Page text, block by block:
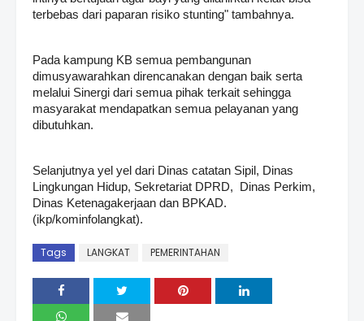
terbebas dari paparan risiko stunting" tambahnya.
Pada kampung KB semua pembangunan
dimusyawarahkan direncanakan dengan baik serta
melalui Sinergi dari semua pihak terkait sehingga
masyarakat mendapatkan semua pelayanan yang
dibutuhkan.
Selanjutnya yel yel dari Dinas catatan Sipil, Dinas
Lingkungan Hidup, Sekretariat DPRD, Dinas Perkim,
Dinas Ketenagakerjaan dan BPKAD.
(ikp/kominfolangkat).
Tags LANGKAT PEMERINTAHAN